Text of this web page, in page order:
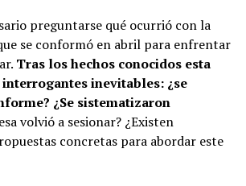
preguntarse qué ocurrió con la
se conformó en abril para enfrentar
Tras los hechos conocidos esta
interrogantes inevitables: ¿se
¿Se sistematizaron
volvió a sesionar? ¿Existen
concretas para abordar este